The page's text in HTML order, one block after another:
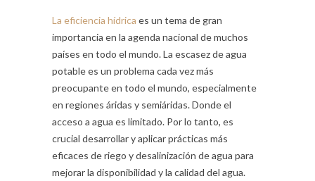
La eficiencia hídrica es un tema de gran
importancia en la agenda nacional de muchos
países en todo el mundo. La escasez de agua
potable es un problema cada vez más
preocupante en todo el mundo, especialmente
en regiones áridas y semiáridas. Donde el
acceso a agua es limitado. Por lo tanto, es
crucial desarrollar y aplicar prácticas más
eficaces de riego y desalinización de agua para
mejorar la disponibilidad y la calidad del agua.